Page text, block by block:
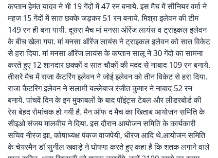
कप्तान हेमंत यादव ने भी 19 गेंदों में 47 रन बनाये. इस मैच में सीनियर वर्मा ने
महज 15 गेंदों में सात छक्के जड़कर 51 रन बनाये. मिश्रा इलेवन की टीम
149 रन ही बना पायी. दूसरा मैच मां मनसा ऑरेंज लायंस व ट्राइकल इलेवन
के बीच खेला गया. मां मनसा ऑरेंज लायंस ने ट्राइकल इलेवन को सात विकेट
से हरा दिया. मां मनसा ऑरेंज लायंस के कप्तान सालू ने 30 गेंदों का सामना
करते हुए 12 शानदार छक्कों व सात चौकों की मदद से नाबाद 109 रन बनाये.
तीसरे मैच में राजा कैटरिंग इलेवन ने जोई इलेवन को तीन विकेट से हरा दिया.
राजा कैटरिंग इलेवन ने सलामी बल्लेबाज रंजीत कुमार ने नाबाद 52 रन
बनाये. पांचवें दिन के इन मुकाबलों के बाद पॉइंट्स टेबल और लीडरबोर्ड की
रेस बेहद रोमांचक हो गयी है. मैन ऑफ द मैच का खिताब आयोजन समिति के
सीइओ संजय मालवीय ने दिया. इस दौरान आयोजन समिति के कार्यकारी
सचिव नीरज झा, कोषाध्यक्ष पंकज वाजपेयी, धीरज आदि थे.आयोजन समिति
के चेयरमैन डॉ सुनील खवाड़े ने घोषणा करते हुए कहा है कि शतक लगाने वाले